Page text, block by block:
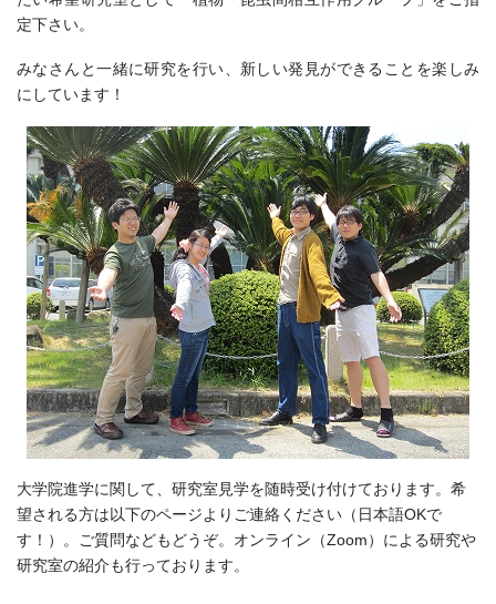
定下さい。
みなさんと一緒に研究を行い、新しい発見ができることを楽しみ
にしています！
大学院進学に関して、研究室見学を随時受け付けております。希
望される方は以下のページよりご連絡ください（日本語OKで
す！）。ご質問などもどうぞ。オンライン（Zoom）による研究や
研究室の紹介も行っております。